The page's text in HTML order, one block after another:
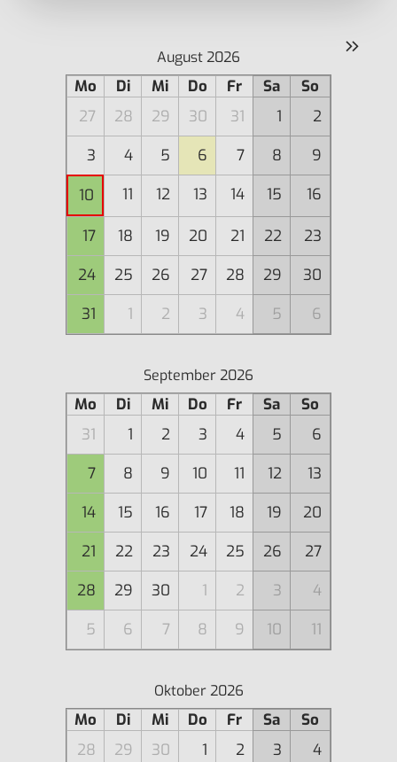
»
August 2026
Mo Di Mi Do Fr Sa
So
27
28 29 30 31 1
2
3
4 5 6 7 8
9
10
11 12 13 14 15 16
17 18 19 20 21 22
23
24
25 26 27 28 29
30
31
1 2 3 4 5 6
September 2026
Mo Di Mi Do Fr Sa
So
31
1 2 3 4 5
6
7
8 9 10 11 12
13
14
15 16 17 18 19
20
21
22 23 24 25 26
27
28
29 30 1 2 3
4
5
6 7 8 9 10 11
Oktober 2026
Mo Di Mi Do Fr Sa
So
28
29 30 1 2 3
4